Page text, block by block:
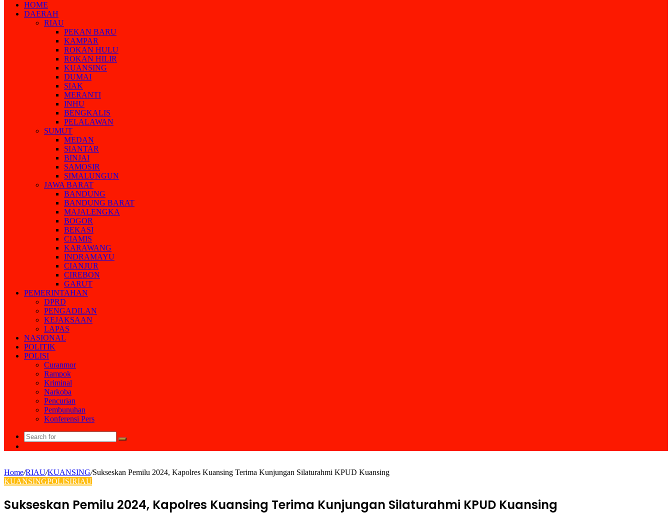
HOME
DAERAH
RIAU
PEKAN BARU
KAMPAR
ROKAN HULU
ROKAN HILIR
KUANSING
DUMAI
SIAK
MERANTI
INHU
BENGKALIS
PELALAWAN
SUMUT
MEDAN
SIANTAR
BINJAI
SAMOSIR
SIMALUNGUN
JAWA BARAT
BANDUNG
BANDUNG BARAT
MAJALENGKA
BOGOR
BEKASI
CIAMIS
KARAWANG
INDRAMAYU
CIANJUR
CIREBON
GARUT
PEMERINTAHAN
DPRD
PENGADILAN
KEJAKSAAN
LAPAS
NASIONAL
POLITIK
POLISI
Curanmor
Rampok
Kriminal
Narkoba
Pencurian
Pembunuhan
Konferensi Pers
Search
for
Home/RIAU/KUANSING/Sukseskan Pemilu 2024, Kapolres Kuansing Terima Kunjungan Silaturahmi KPUD Kuansing
KUANSINGPOLISIRIAU
Sukseskan Pemilu 2024, Kapolres Kuansing Terima Kunjungan Silaturahmi KPUD Kuansing